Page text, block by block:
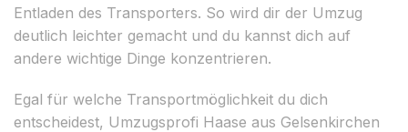
Entladen des Transporters. So wird dir der Umzug
deutlich leichter gemacht und du kannst dich auf
andere wichtige Dinge konzentrieren.
Egal für welche Transportmöglichkeit du dich
entscheidest, Umzugsprofi Haase aus Gelsenkirchen